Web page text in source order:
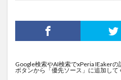
Google検索やAI検索でxPeria IEaker
ボタンから「優先ソース」に追加して